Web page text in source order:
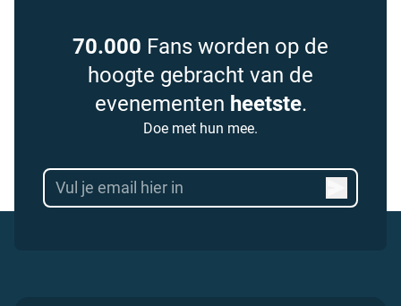
70.000 Fans worden op de
hoogte gebracht van de
evenementen heetste.
Doe met hun mee.